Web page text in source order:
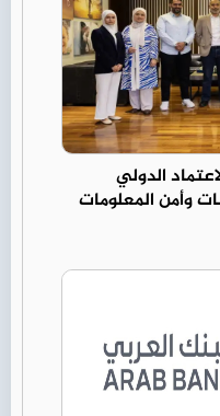
الدولي
وأمن المعلومات